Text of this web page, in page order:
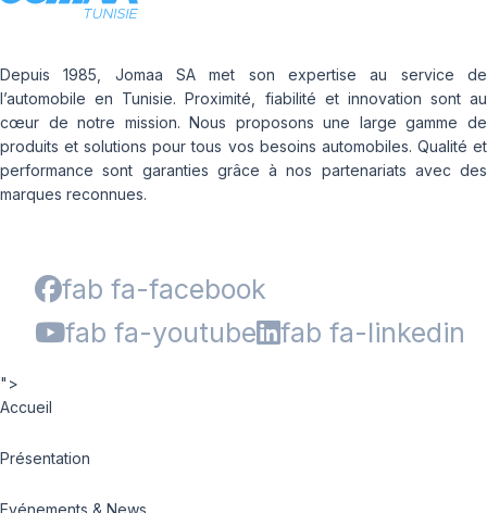
Depuis 1985, Jomaa SA met son expertise au service de
l’automobile en Tunisie. Proximité, fiabilité et innovation sont au
cœur de notre mission. Nous proposons une large gamme de
produits et solutions pour tous vos besoins automobiles. Qualité et
performance sont garanties grâce à nos partenariats avec des
marques reconnues.
fab fa-facebook
fab fa-youtube
fab fa-linkedin
">
Accueil
Présentation
Evénements & News